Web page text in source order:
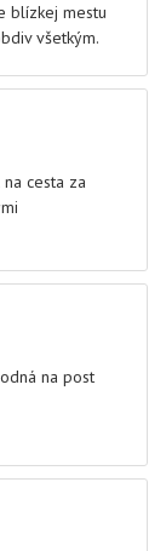
blízkej mestu
všetkým.
cesta za
na post